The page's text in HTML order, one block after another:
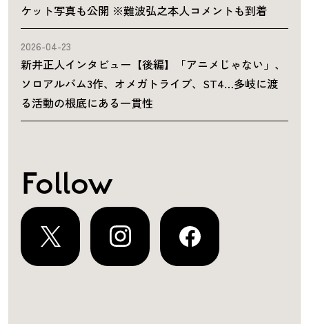
ケット写真も公開 ※難波弘之本人コメントも到着
2026-04-23
新井正人インタビュー【後編】「アニメじゃない」、
ソロアルバム3作、オメガトライブ、ST4…多岐に渡
る活動の根底にある一貫性
Follow